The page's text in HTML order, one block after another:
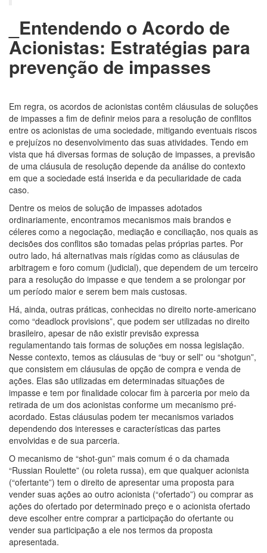
_Entendendo o Acordo de
Acionistas: Estratégias para
prevenção de impasses
Em regra, os acordos de acionistas contêm cláusulas de soluções
de impasses a fim de definir meios para a resolução de conflitos
entre os acionistas de uma sociedade, mitigando eventuais riscos
e prejuízos no desenvolvimento das suas atividades. Tendo em
vista que há diversas formas de solução de impasses, a previsão
de uma cláusula de resolução depende da análise do contexto
em que a sociedade está inserida e da peculiaridade de cada
caso.
Dentre os meios de solução de impasses adotados
ordinariamente, encontramos mecanismos mais brandos e
céleres como a negociação, mediação e conciliação, nos quais as
decisões dos conflitos são tomadas pelas próprias partes. Por
outro lado, há alternativas mais rígidas como as cláusulas de
arbitragem e foro comum (judicial), que dependem de um terceiro
para a resolução do impasse e que tendem a se prolongar por
um período maior e serem bem mais custosas.
Há, ainda, outras práticas, conhecidas no direito norte-americano
como “deadlock provisions”, que podem ser utilizadas no direito
brasileiro, apesar de não existir previsão expressa
regulamentando tais formas de soluções em nossa legislação.
Nesse contexto, temos as cláusulas de “buy or sell” ou “shotgun”,
que consistem em cláusulas de opção de compra e venda de
ações. Elas são utilizadas em determinadas situações de
impasse e tem por finalidade colocar fim à parceria por meio da
retirada de um dos acionistas conforme um mecanismo pré-
acordado. Estas cláusulas podem ter mecanismos variados
dependendo dos interesses e características das partes
envolvidas e de sua parceria.
O mecanismo de “shot-gun” mais comum é o da chamada
“Russian Roulette” (ou roleta russa), em que qualquer acionista
(“ofertante”) tem o direito de apresentar uma proposta para
vender suas ações ao outro acionista (“ofertado”) ou comprar as
ações do ofertado por determinado preço e o acionista ofertado
deve escolher entre comprar a participação do ofertante ou
vender sua participação a ele nos termos da proposta
apresentada.